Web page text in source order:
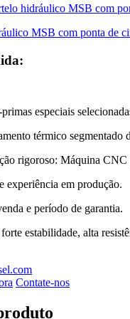
especiais
térmico segmentado
rigoroso: Máquina CNC
experiência em produção.
e período de garantia.
estabilidade, alta
Contate-nos